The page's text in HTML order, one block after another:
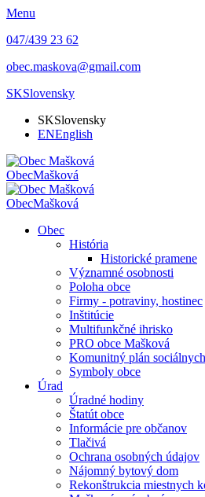
Menu
047/439 23 62
obec.maskova@gmail.com
SKSlovensky
SKSlovensky
ENEnglish
ObecMašková
ObecMašková
Obec
História
Historické pramene
Významné osobnosti
Poloha obce
Firmy - potraviny, hostinec
Inštitúcie
Multifunkčné ihrisko
PRO obce Mašková
Komunitný plán
Symboly obce
Úrad
Úradné hodiny
Štatút obce
Informácie pre občanov
Tlačivá
Ochrana osobných údajov
Nájomný bytový dom
Rekonštrukcia miestnych